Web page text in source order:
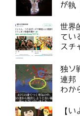
が執
世界
てい
スチ
独ソ
連邦
わか
【